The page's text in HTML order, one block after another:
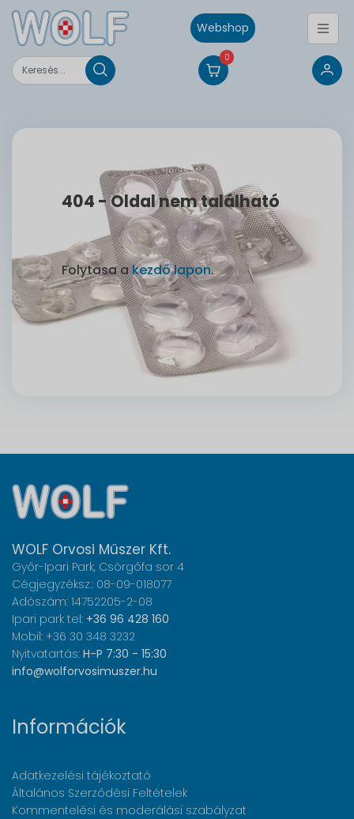
Webshop
0
404 - Oldal nem található
Folytasa akezdő lapon.
WOLF Orvosi Műszer Kft.
Győr-Ipari Park, Csörgőfa sor 4
Cégjegyzéksz.: 08-09-018077
Adószám: 14752205-2-08
Ipari park tel: +36 96 428 160
Mobil: +36 30 348 3232
Nyitvatartás: H-P 7:30 - 15:30
info@wolforvosimuszer.hu
Információk
Adatkezelési tájékoztató
Általános Szerződési Feltételek
Kommentelési és moderálási szabályzat